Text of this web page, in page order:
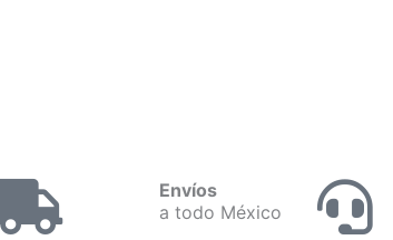
Envíos
a todo México